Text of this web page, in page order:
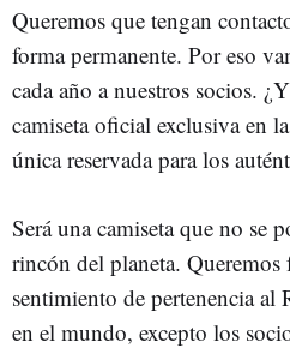
Queremos que tengan
forma permanente. Por eso
cada año a nuestros socios.
camiseta oficial exclusiva en
única reservada para los
Será una camiseta que no se
rincón del planeta. Queremos
sentimiento de pertenencia
en el mundo, excepto los